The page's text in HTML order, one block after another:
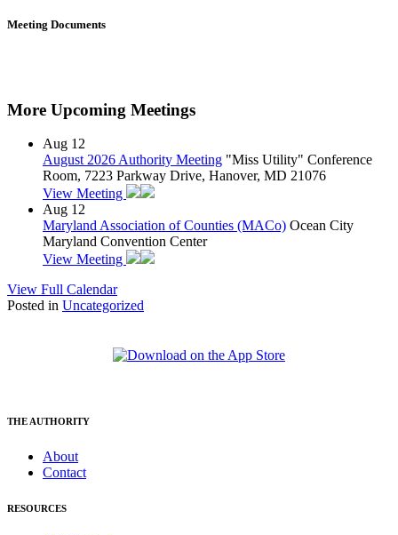
Meeting Documents
More Upcoming Meetings
Aug 12
August 2026 Authority Meeting "Miss Utility" Conference
Room, 7223 Parkway Drive, Hanover, MD 21076
View Meeting
Aug 12
Maryland Association of Counties (MACo) Ocean City
Maryland Convention Center
View Meeting
View Full Calendar
Posted in Uncategorized
THE AUTHORITY
About
Contact
RESOURCES